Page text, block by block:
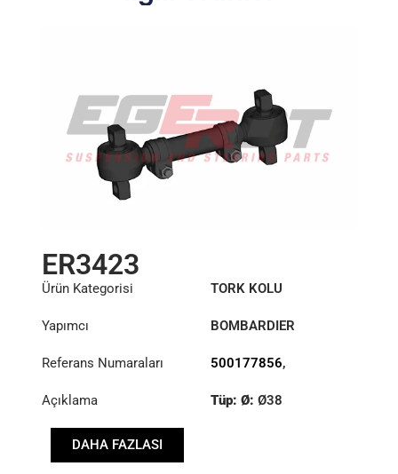
ER3423
Ürün Kategorisi TORK KOLU
Yapımcı BOMBARDIER
Referans Numaraları 500177856,
Açıklama
Tüp: Ø: Ø38
DAHA FAZLASI